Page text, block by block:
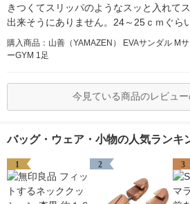
きつくてスリッパのようなスッと入れて
出来そうにありません。24～25ｃｍぐら
購入商品：山善（YAMAZEN） EVAサンダル M
ーGYM 1足
今見ている商品のレビュ
バッグ・ウェア・小物の人気ランキ
1 2 3